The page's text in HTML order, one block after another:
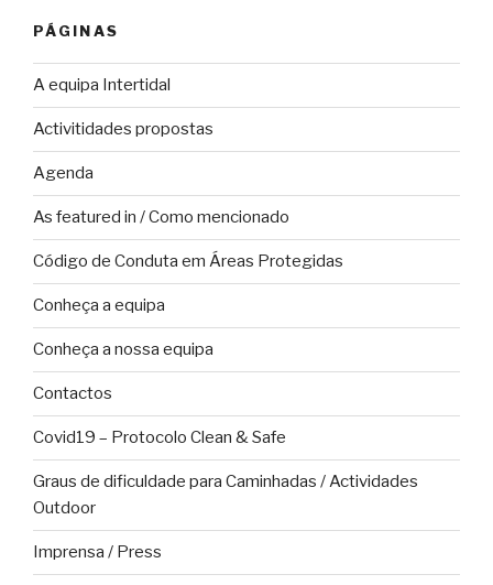
PÁGINAS
A equipa Intertidal
Activitidades propostas
Agenda
As featured in / Como mencionado
Código de Conduta em Áreas Protegidas
Conheça a equipa
Conheça a nossa equipa
Contactos
Covid19 – Protocolo Clean & Safe
Graus de dificuldade para Caminhadas / Actividades
Outdoor
Imprensa / Press